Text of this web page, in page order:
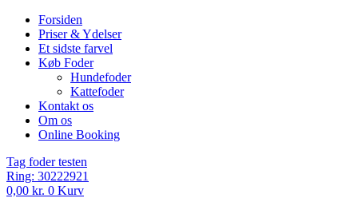
Forsiden
Priser & Ydelser
Et sidste farvel
Køb Foder
Hundefoder
Kattefoder
Kontakt os
Om os
Online Booking
Tag foder testen
Ring: 30222921
0,00 kr. 0 Kurv